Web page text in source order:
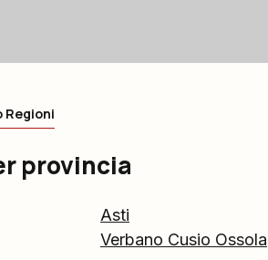
Regioni
provincia
Asti
Verbano Cusio Ossola